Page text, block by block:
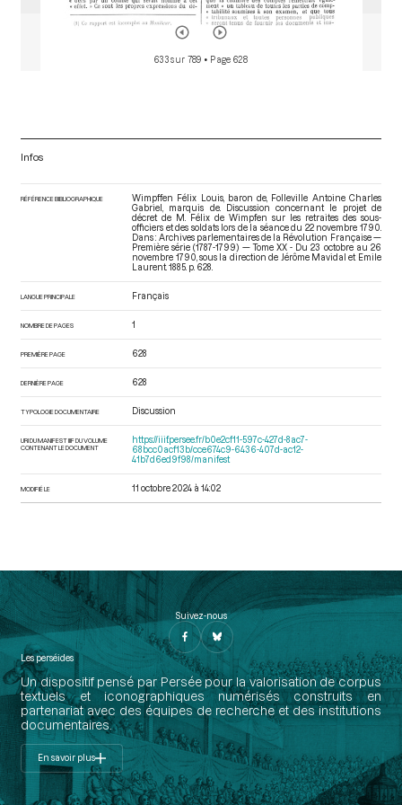
633 sur 789 • Page 628
Infos
RÉFÉRENCE BIBLIOGRAPHIQUE
Wimpffen Félix Louis, baron de, Folleville Antoine Charles
Gabriel, marquis de. Discussion concernant le projet de
décret de M. Félix de Wimpfen sur les retraites des sous-
officiers et des soldats lors de la séance du 22 novembre 1790.
Dans : Archives parlementaires de la Révolution Française —
Première série (1787-1799) — Tome XX - Du 23 octobre au 26
novembre 1790 , sous la direction de Jérôme Mavidal et Emile
Laurent. 1885. p. 628.
LANGUE PRINCIPALE Français
NOMBRE DE PAGES 1
PREMIÈRE PAGE 628
DERNIÈRE PAGE 628
TYPOLOGIE DOCUMENTAIRE Discussion
URI DU MANIFEST IIIF DU VOLUME
CONTENANT LE DOCUMENT
https://iiif.persee.fr/b0e2cf11-597c-427d-8ac7-
68bcc0acf13b/cce674c9-6436-407d-ac12-
41b7d6ed9f98/manifest
MODIFIÉ LE 11 octobre 2024 à 14:02
Suivez-nous
Les perséides
Un dispositif pensé par Persée pour la valorisation de corpus
textuels et iconographiques numérisés construits en
partenariat avec des équipes de recherche et des institutions
documentaires.
En savoir plus